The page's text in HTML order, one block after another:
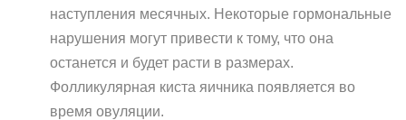
наступления месячных. Некоторые гормональные
нарушения могут привести к тому, что она
останется и будет расти в размерах.
Фолликулярная киста яичника появляется во
время овуляции.